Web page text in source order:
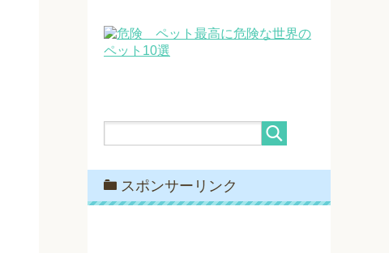
最高に危険な世界の
ペット10選
スポンサーリンク